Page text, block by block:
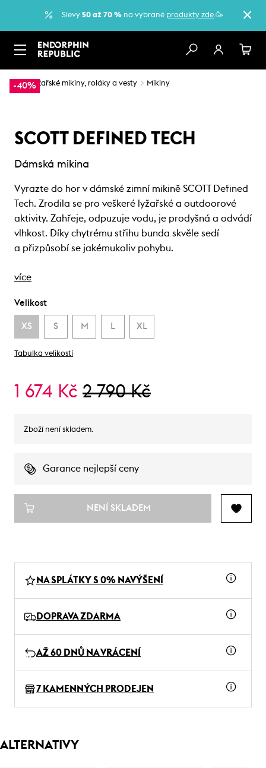
Slevy 50 až 70 % na vybrané produkty zde.🥳
-40%
… Lyžařské mikiny, roláky a vesty Mikiny
SCOTT DEFINED TECH
Dámská mikina
Vyrazte do hor v dámské zimní mikině SCOTT Defined
Tech. Zrodila se pro veškeré lyžařské a outdoorové
aktivity. Zahřeje, odpuzuje vodu, je prodyšná a odvádí
vlhkost. Díky chytrému střihu bunda skvěle sedí
a přizpůsobí se jakémukoliv pohybu.
více
Velikost
XS S M L XL
Tabulka velikostí
1 674 Kč 2 790 Kč
Zboží není skladem.
Garance nejlepší ceny
NENÍ SKLADEM
NA SPLÁTKY S 0% NAVÝŠENÍ
DOPRAVA ZDARMA
AŽ 60 DNŮ NA VRÁCENÍ
7 KAMENNÝCH PRODEJEN
ALTERNATIVY